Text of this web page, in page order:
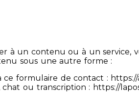
à un contenu ou à un
sous une autre forme :
ce formulaire de contact : https://
ou transcription : https://